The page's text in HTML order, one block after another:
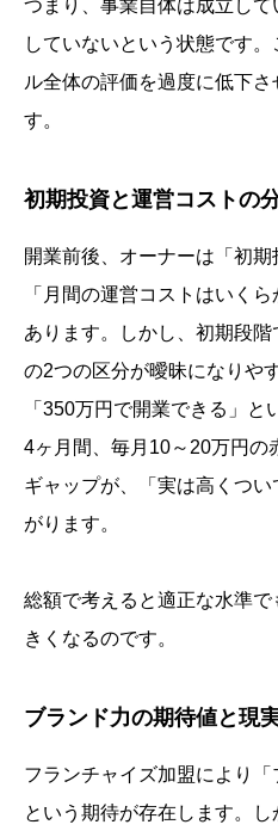
つまり、事業自体は成立し
していないという状態です
ル全体の評価を過度に低下
す。
初期投資と運営コストの
開業前後、オーナーは「初
「月間の運営コストはいく
あります。しかし、初期段
の2つの区分が曖昧になりや
「350万円で開業できる」と
4ヶ月間、毎月10～20万円の
ギャップが、「実は高くつ
がります。
総額で考えると適正な水準
きくなるのです。
ブランド力の期待値と現
フランチャイズ加盟により「
という期待が存在します。